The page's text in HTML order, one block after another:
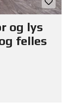
og lys
felles